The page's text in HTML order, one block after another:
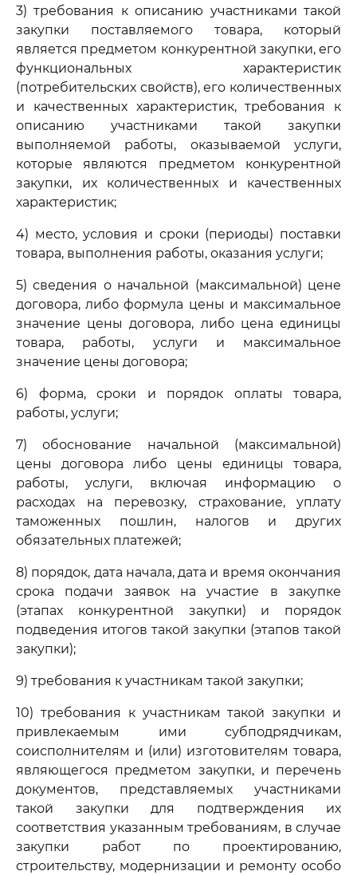
3) требования к описанию участниками такой
закупки поставляемого товара, который
является предметом конкурентной закупки, его
функциональных характеристик
(потребительских свойств), его количественных
и качественных характеристик, требования к
описанию участниками такой закупки
выполняемой работы, оказываемой услуги,
которые являются предметом конкурентной
закупки, их количественных и качественных
характеристик;
4) место, условия и сроки (периоды) поставки
товара, выполнения работы, оказания услуги;
5) сведения о начальной (максимальной) цене
договора, либо формула цены и максимальное
значение цены договора, либо цена единицы
товара, работы, услуги и максимальное
значение цены договора;
6) форма, сроки и порядок оплаты товара,
работы, услуги;
7) обоснование начальной (максимальной)
цены договора либо цены единицы товара,
работы, услуги, включая информацию о
расходах на перевозку, страхование, уплату
таможенных пошлин, налогов и других
обязательных платежей;
8) порядок, дата начала, дата и время окончания
срока подачи заявок на участие в закупке
(этапах конкурентной закупки) и порядок
подведения итогов такой закупки (этапов такой
закупки);
9) требования к участникам такой закупки;
10) требования к участникам такой закупки и
привлекаемым ими субподрядчикам,
соисполнителям и (или) изготовителям товара,
являющегося предметом закупки, и перечень
документов, представляемых участниками
такой закупки для подтверждения их
соответствия указанным требованиям, в случае
закупки работ по проектированию,
строительству, модернизации и ремонту особо